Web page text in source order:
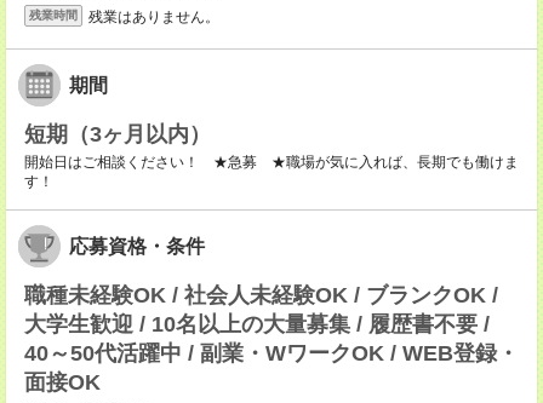
残業時間 残業はありません。
期間
短期（3ヶ月以内）
開始日はご相談ください！ ★急募 ★職場が気に入れば、長期でも働けま
す！
応募資格・条件
職種未経験OK / 社会人未経験OK / ブランクOK /
大学生歓迎 / 10名以上の大量募集 / 履歴書不要 /
40～50代活躍中 / 副業・WワークOK / WEB登録・
面接OK